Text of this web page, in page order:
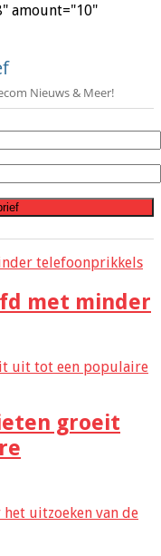
amount="10"
Nieuws & Meer!
met minder
groeit